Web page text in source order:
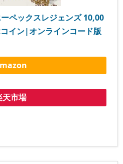
ペックスレジェンズ 10,00
イン|オンラインコード版
天市場